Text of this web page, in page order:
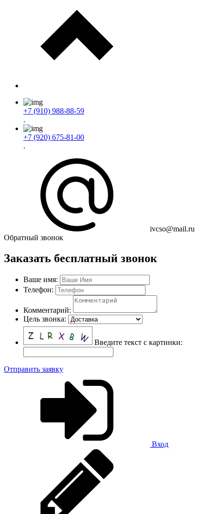
+7 (910) 988-88-59
.
+7 (920) 675-81-00
.
ivcso@mail.ru
Обратный звонок
Заказать бесплатный звонок
Ваше имя:
Телефон:
Комментарий:
Цель звонка:
Введите текст с картинки:
Отправить заявку
Вход